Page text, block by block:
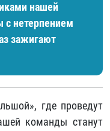
нашей
с нетерпением
зажигают
где проведут
команды станут